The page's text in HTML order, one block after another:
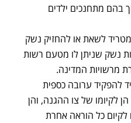
מתחנכים ילדים
לשאת או להחזיק נשק
נשק שניתן לו מטעם רשות
המדינה.
ערובה כספית
של צו ההגנה, והן
כל הוראה אחרת